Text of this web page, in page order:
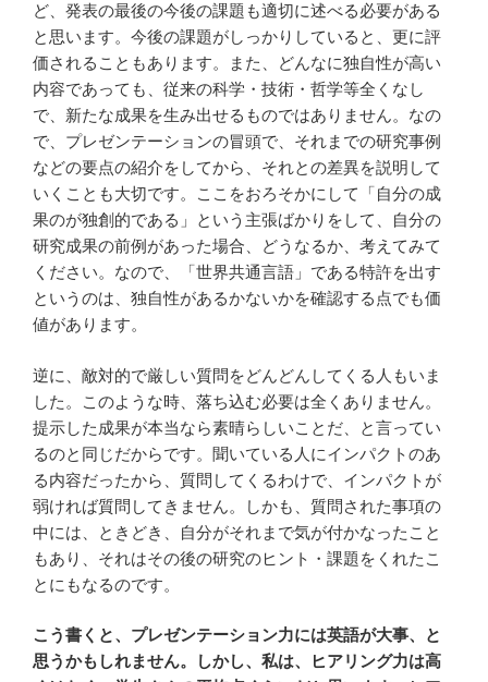
ど、発表の最後の今後の課題も適切に述べる必要がある
と思います。今後の課題がしっかりしていると、更に評
価されることもあります。また、どんなに独自性が高い
内容であっても、従来の科学・技術・哲学等全くなし
で、新たな成果を生み出せるものではありません。なの
で、プレゼンテーションの冒頭で、それまでの研究事例
などの要点の紹介をしてから、それとの差異を説明して
いくことも大切です。ここをおろそかにして「自分の成
果のが独創的である」という主張ばかりをして、自分の
研究成果の前例があった場合、どうなるか、考えてみて
ください。なので、「世界共通言語」である特許を出す
というのは、独自性があるかないかを確認する点でも価
値があります。
逆に、敵対的で厳しい質問をどんどんしてくる人もいま
した。このような時、落ち込む必要は全くありません。
提示した成果が本当なら素晴らしいことだ、と言ってい
るのと同じだからです。聞いている人にインパクトのあ
る内容だったから、質問してくるわけで、インパクトが
弱ければ質問してきません。しかも、質問された事項の
中には、ときどき、自分がそれまで気が付かなったこと
もあり、それはその後の研究のヒント・課題をくれたこ
とにもなるのです。
こう書くと、プレゼンテーション力には英語が大事、と
思うかもしれません。しかし、私は、ヒアリング力は高